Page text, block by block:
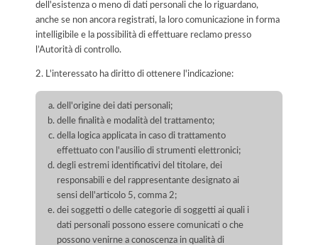
dell'esistenza o meno di dati personali che lo riguardano,
anche se non ancora registrati, la loro comunicazione in forma
intelligibile e la possibilità di effettuare reclamo presso
l’Autorità di controllo.
2. L'interessato ha diritto di ottenere l'indicazione:
dell'origine dei dati personali;
delle finalità e modalità del trattamento;
della logica applicata in caso di trattamento
effettuato con l'ausilio di strumenti elettronici;
degli estremi identificativi del titolare, dei
responsabili e del rappresentante designato ai
sensi dell'articolo 5, comma 2;
dei soggetti o delle categorie di soggetti ai quali i
dati personali possono essere comunicati o che
possono venirne a conoscenza in qualità di